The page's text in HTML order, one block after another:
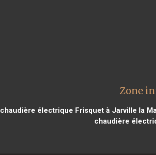
Zone
chaudière électrique Frisquet à Jarville la
chaudière